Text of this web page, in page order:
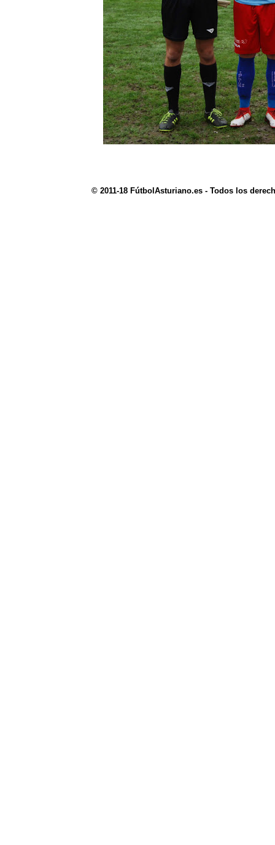
© 2011-18 FútbolAsturiano.es - Todos los